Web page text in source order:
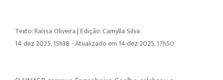
Texto: Raíssa Oliveira | Edição: Camylla Silva
14 dez 2025, 15h38 - Atualizado em 14 dez 2025, 17h50